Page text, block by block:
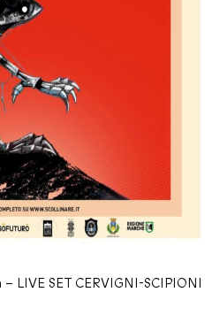
LIVE SET CERVIGNI-SCIPIONI